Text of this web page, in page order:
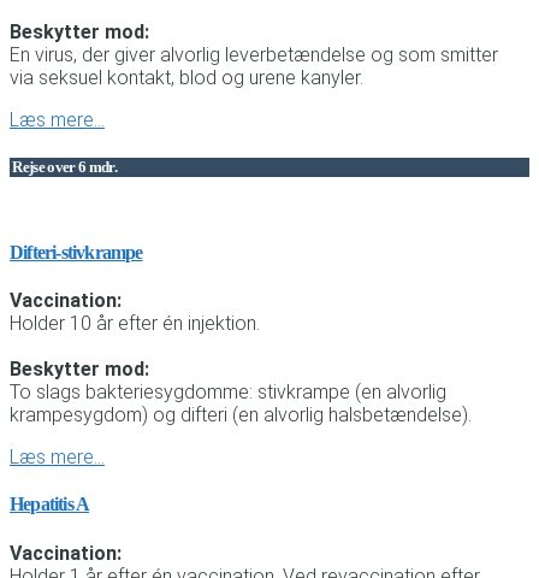
Beskytter mod:
En virus, der giver alvorlig leverbetændelse og som smitter
via seksuel kontakt, blod og urene kanyler.
Læs mere…
Rejse over 6 mdr.
Difteri-stivkrampe
Vaccination:
Holder 10 år efter én injektion.
Beskytter mod:
To slags bakteriesygdomme: stivkrampe (en alvorlig
krampesygdom) og difteri (en alvorlig halsbetændelse).
Læs mere…
Hepatitis A
Vaccination: